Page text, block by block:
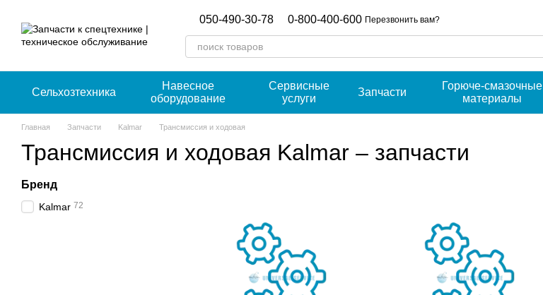
050-490-30-78 0-800-400-600 Перезвонить вам?
Сельхозтехника
Навесное
оборудование
Сервисные
услуги
Запчасти
Горюче-смазочные
материалы
Главная Запчасти Kalmar Трансмиссия и ходовая
Трансмиссия и ходовая Kalmar – запчасти
Бренд
Kalmar 72